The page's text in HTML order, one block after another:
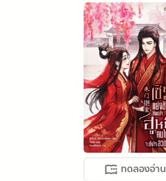
ทดลองอ่าน